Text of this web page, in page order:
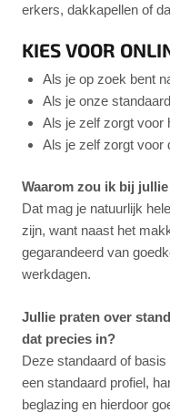
erkers, dakkapellen of
KIES VOOR
Als je op zoek bent
Als je onze
Als je zelf zorgt voor
Als je zelf zorgt voor
Waarom zou ik bij
Dat mag je natuurlijk
zijn, want naast het
gegarandeerd van
werkdagen.
Jullie praten over
dat precies in?
Deze standaard of
een standaard profiel,
beglazing en hierdoor